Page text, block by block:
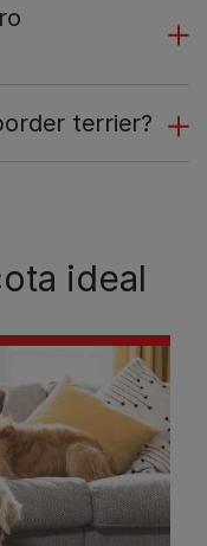
terrier?
ideal